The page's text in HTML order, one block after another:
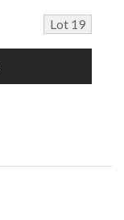
Lot 19